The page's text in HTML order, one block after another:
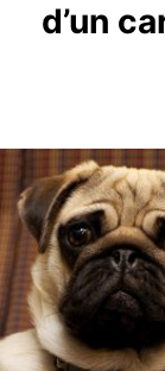
d’un